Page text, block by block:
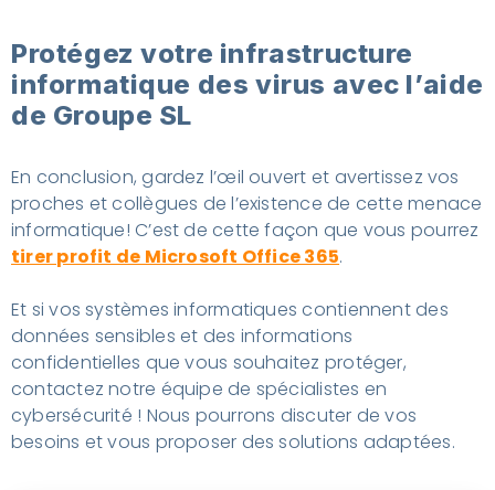
Protégez votre infrastructure
informatique des virus avec l’aide
de Groupe SL
En conclusion, gardez l’œil ouvert et avertissez vos
proches et collègues de l’existence de cette menace
informatique! C’est de cette façon que vous pourrez
tirer profit de Microsoft Office 365.
Et si vos systèmes informatiques contiennent des
données sensibles et des informations
confidentielles que vous souhaitez protéger,
contactez notre équipe de spécialistes en
cybersécurité ! Nous pourrons discuter de vos
besoins et vous proposer des solutions adaptées.